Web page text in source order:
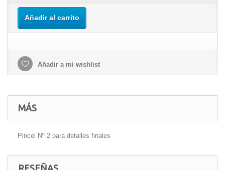
Añadir al carrito
Añadir a mi wishlist
MÁS
Pincel Nº 2 para detalles finales
RESEÑAS